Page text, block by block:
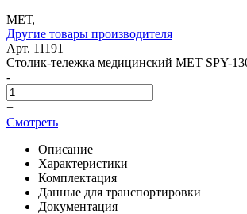
МЕТ,
Другие товары производителя
Арт. 11191
Столик-тележка медицинский МЕТ SPY-
-
+
Смотреть
Описание
Характеристики
Комплектация
Данные для транспортировки
Документация